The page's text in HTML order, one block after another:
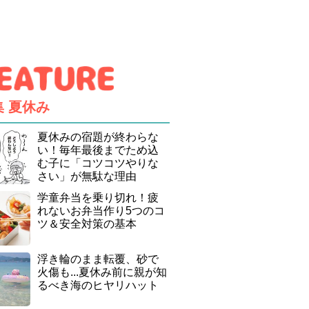
夏休み
夏休みの宿題が終わらな
い！毎年最後までため込
む子に「コツコツやりな
さい」が無駄な理由
学童弁当を乗り切れ！疲
れないお弁当作り5つのコ
ツ＆安全対策の基本
浮き輪のまま転覆、砂で
火傷も...夏休み前に親が知
るべき海のヒヤリハット